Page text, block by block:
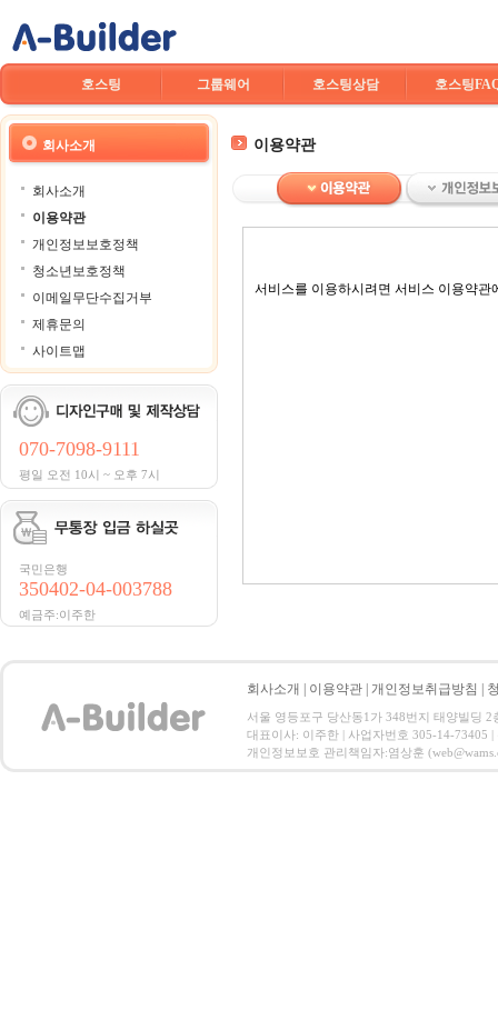
호스팅 그룹웨어 호스팅상담 호스팅
회사소개
회사소개
이용약관
개인정보보호정책
청소년보호정책
이메일무단수집거부
제휴문의
사이트맵
070-7098-9111
평일 오전 10시 ~ 오후 7시
국민은행
350402-04-003788
예금주:이주한
이용약관
서비스를 이용하시려면 서비스 이용약관
회사소개 이용약관 개인정보취급방침
서울 영등포구 당산동1가 348번지 태양빌딩
대표이사: 이주한 | 사업자번호 305-14-73405
개인정보보호 관리책임자:염상훈